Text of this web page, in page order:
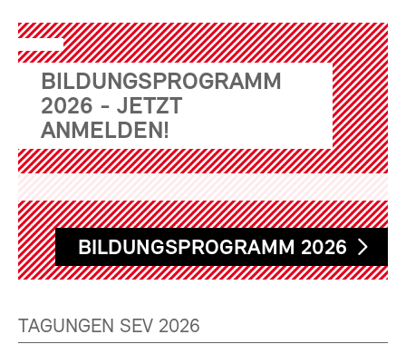
BILDUNGSPROGRAMM
2026 - JETZT
ANMELDEN!
BILDUNGSPROGRAMM 2026
TAGUNGEN SEV 2026